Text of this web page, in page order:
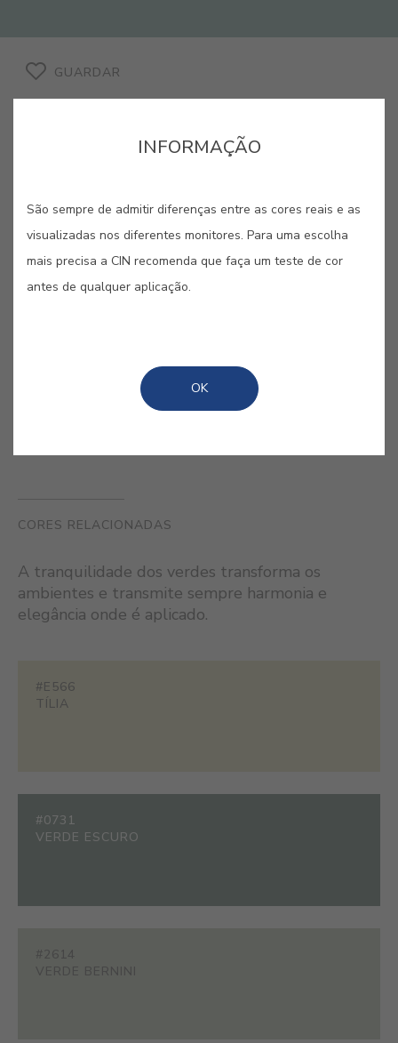
GUARDAR
VERDE EUCALIPTO #E577
Com um aroma que enche os
pulmões de energia e saúde, o
CORES RELACIONADAS
A tranquilidade dos verdes transforma os
ambientes e transmite sempre harmonia e
elegância onde é aplicado.
#E566
TÍLIA
#0731
VERDE ESCURO
#2614
VERDE BERNINI
INFORMAÇÃO
São sempre de admitir diferenças entre as cores reais e as
visualizadas nos diferentes monitores. Para uma escolha
mais precisa a CIN recomenda que faça um teste de cor
antes de qualquer aplicação.
OK